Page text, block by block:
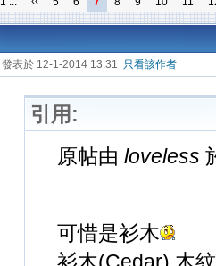
發表於 12-1-2014 13:31 只看該作者
引用:
原帖由 loveless
可惜是衫木